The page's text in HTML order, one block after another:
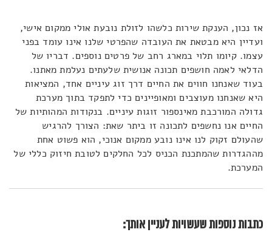
אז נכון, הענקת שירות כלשהו לזולת נובעת אולי ממקום אישי,
ועדיין היא מבטאת את העובדה שהפרטי שלנו אינו עומד בפני
עצמו. קיומו תלוי במארג רחב של פרטים נוספים. דבריו של
הדלאי לאמה חושפים תכונה אנושית שלעתים נעלמת מאתנו.
בעוד שאנחנו חווים את החיים דרך זוג עיניים אחד, המציאות
היא שאנחנו מעוצבים ומאופיינים כדי לתפקד בתוך מערכת
גדולה המורכבת מאינספור זוגות עיניים. בנקודות המהותיות של
החיים אנו נחשפים לתכונה זו ביתר שאת: הצורך להרגיש
שהעולם זקוק לנו אינו נובע ממקום אנוכי, הוא פשוט אחת
מההגדרות שהמתכנת הכניס לכל החלקים לטובת חיזוק כללי של
המערכת.
כתבות נוספות שעשויות לעניין אותך: